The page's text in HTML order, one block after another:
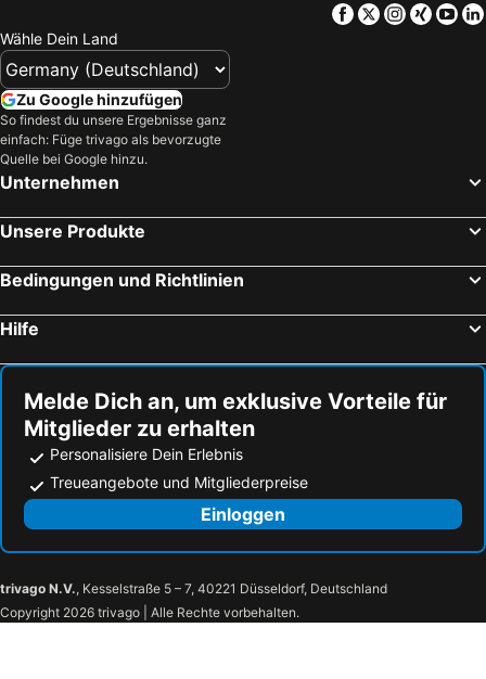
Facebook
TwitterXing
Wähle Dein Land
Zu Google hinzufügen
So findest du unsere Ergebnisse ganz
einfach: Füge trivago als bevorzugte
Quelle bei Google hinzu.
Unternehmen
Unsere Produkte
Bedingungen und Richtlinien
Hilfe
Melde Dich an, um exklusive Vorteile für
Mitglieder zu erhalten
Personalisiere Dein Erlebnis
Treueangebote und Mitgliederpreise
Einloggen
trivago N.V., Kesselstraße 5 – 7, 40221 Düsseldorf, Deutschland
Copyright 2026 trivago | Alle Rechte vorbehalten.